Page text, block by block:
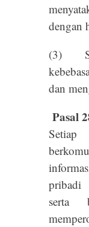
dengan
(3)
dan
Pasal
pribadi
serta